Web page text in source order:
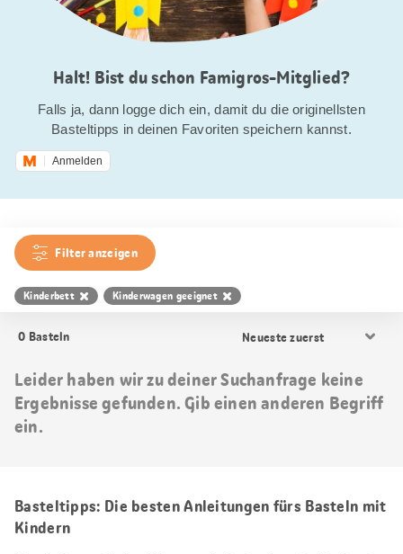
Halt! Bist du schon Famigros-Mitglied?
Falls ja, dann logge dich ein, damit du die originellsten
Basteltipps in deinen Favoriten speichern kannst.
Anmelden
Filter anzeigen
Kinderbett Kinderwagen geeignet
0 Basteln
Sortierung
Leider haben wir zu deiner Suchanfrage keine
Ergebnisse gefunden. Gib einen anderen Begriff
ein.
Basteltipps: Die besten Anleitungen fürs Basteln mit
Kindern